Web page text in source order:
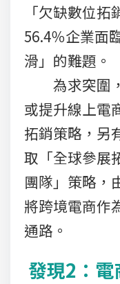
「欠缺數位
56.4％企業面
滑」的難題。
為求突圍，
或提升線上電
拓銷策略，另
取「全球參展
團隊」策略，
將跨境電商作
通路。
發現2：電